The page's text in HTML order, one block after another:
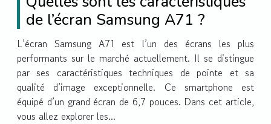
de l’écran Samsung A71 ?
L’écran Samsung A71 est l’un des écrans les plus
performants sur le marché actuellement. Il se distingue
par ses caractéristiques techniques de pointe et sa
qualité d’image exceptionnelle. Ce smartphone est
équipé d’un grand écran de 6,7 pouces. Dans cet article,
vous allez explorer les...